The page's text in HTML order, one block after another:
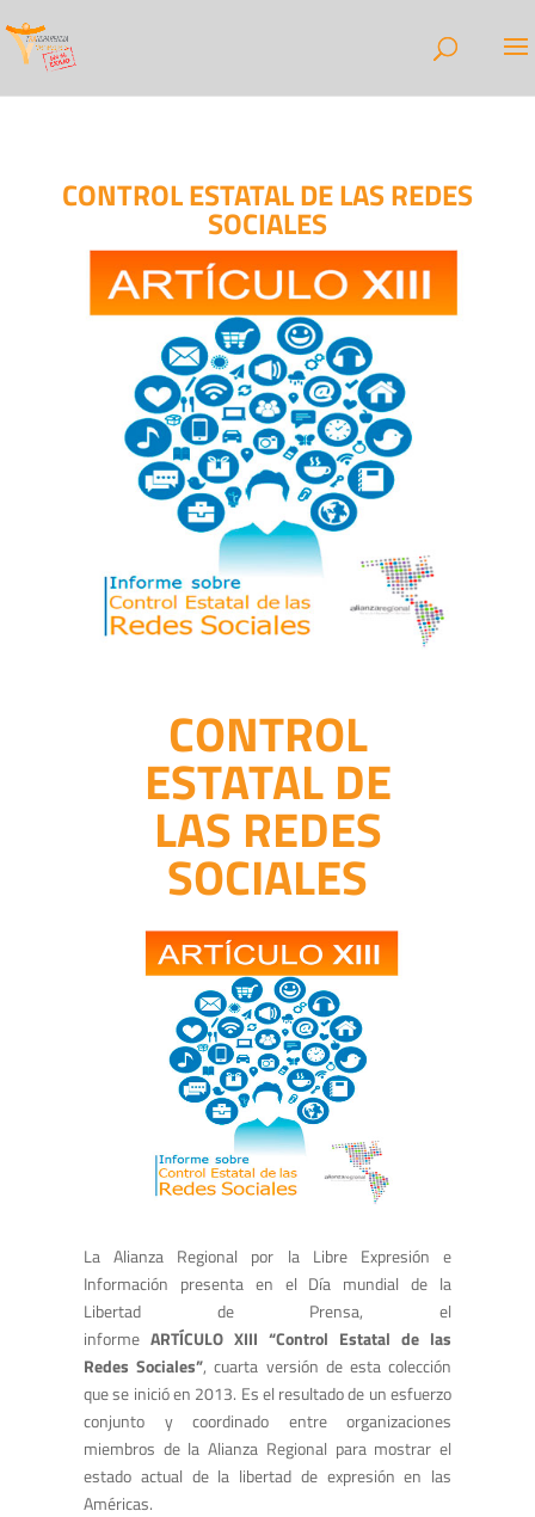
CONTROL ESTATAL DE LAS REDES
SOCIALES
CONTROL
ESTATAL DE
LAS REDES
SOCIALES
La Alianza Regional por la Libre Expresión e
Información presenta en el Día mundial de la
Libertad de Prensa, el
informe ARTÍCULO XIII “Control Estatal de las
Redes Sociales”, cuarta versión de esta colección
que se inició en 2013. Es el resultado de un esfuerzo
conjunto y coordinado entre organizaciones
miembros de la Alianza Regional para mostrar el
estado actual de la libertad de expresión en las
Américas.